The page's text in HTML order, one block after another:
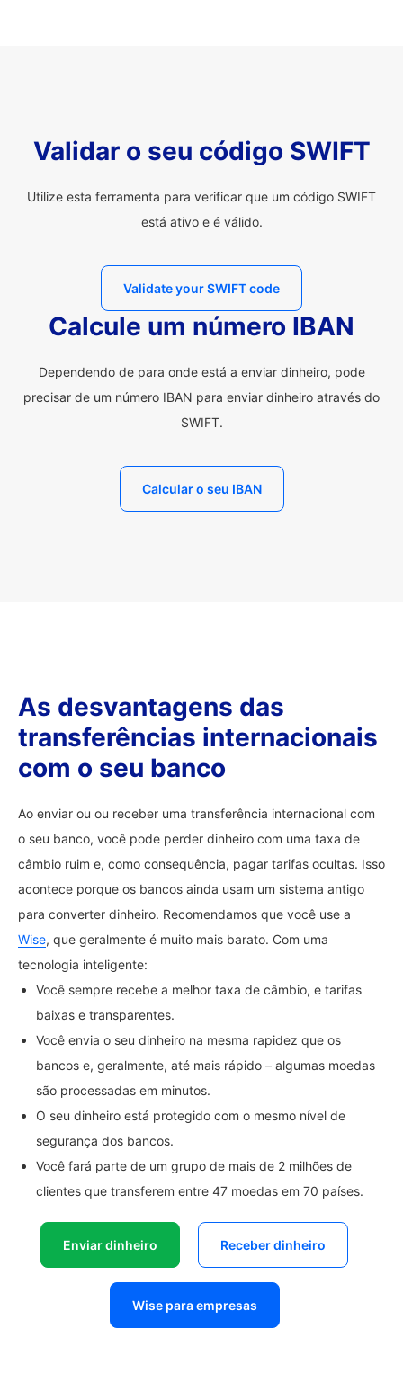
Validar o seu código SWIFT
Utilize esta ferramenta para verificar que um código SWIFT
está ativo e é válido.
Validate your SWIFT code
Calcule um número IBAN
Dependendo de para onde está a enviar dinheiro, pode
precisar de um número IBAN para enviar dinheiro através do
SWIFT.
Calcular o seu IBAN
As desvantagens das
transferências internacionais
com o seu banco
Ao enviar ou ou receber uma transferência internacional com
o seu banco, você pode perder dinheiro com uma taxa de
câmbio ruim e, como consequência, pagar tarifas ocultas. Isso
acontece porque os bancos ainda usam um sistema antigo
para converter dinheiro. Recomendamos que você use a
Wise, que geralmente é muito mais barato. Com uma
tecnologia inteligente:
Você sempre recebe a melhor taxa de câmbio, e tarifas
baixas e transparentes.
Você envia o seu dinheiro na mesma rapidez que os
bancos e, geralmente, até mais rápido – algumas moedas
são processadas em minutos.
O seu dinheiro está protegido com o mesmo nível de
segurança dos bancos.
Você fará parte de um grupo de mais de 2 milhões de
clientes que transferem entre 47 moedas em 70 países.
Enviar dinheiro Receber dinheiro
Wise para empresas